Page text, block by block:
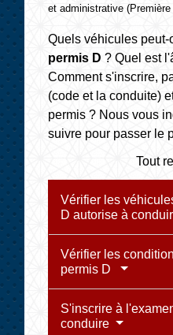
et administrative
Quels véhicules
permis D ? Quel est
Comment s'inscrire,
(code et la conduite)
permis ? Nous vous
suivre pour passer le
Tout
Vérifier les
D autorise à
Vérifier les
permis D
S'inscrire à
conduire